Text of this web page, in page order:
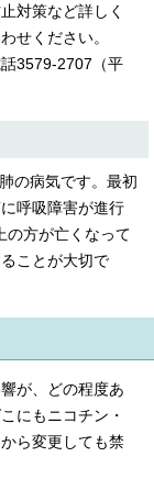
対策など詳しく
せください。
3579-2707（平
の病気です。最初
呼吸障害が進行
の方が亡くなって
ことが大切で
が、どの程度あ
にもニコチン・
ら変更しても禁